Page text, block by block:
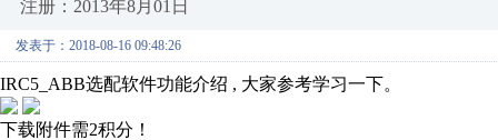
注册：2013年8月01日
发表于：2018-08-16 09:48:26
IRC5_ABB选配软件功能介绍 , 大家参考学习一下。
下载附件需2积分！